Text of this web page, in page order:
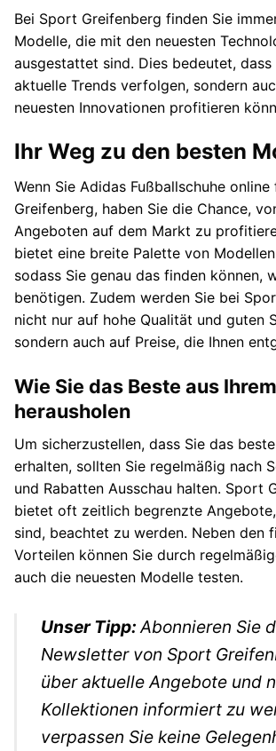
Bei Sport Greifenberg finden Sie
Modelle, die mit den neuesten
ausgestattet sind. Dies bedeutet, dass
aktuelle Trends verfolgen, sondern
neuesten Innovationen profitieren
Ihr Weg zu den besten
Wenn Sie Adidas Fußballschuhe
Greifenberg, haben Sie die Chance,
Angeboten auf dem Markt zu
bietet eine breite Palette von
sodass Sie genau das finden können,
benötigen. Zudem werden Sie bei
nicht nur auf hohe Qualität und guten
sondern auch auf Preise, die Ihnen
Wie Sie das Beste aus
herausholen
Um sicherzustellen, dass Sie das
erhalten, sollten Sie regelmäßig nach
und Rabatten Ausschau halten. Sport
bietet oft zeitlich begrenzte
sind, beachtet zu werden. Neben den
Vorteilen können Sie durch
auch die neuesten Modelle testen.
Unser Tipp:Abonnieren Sie
Newsletter von Sport
über aktuelle Angebote und
Kollektionen informiert zu
verpassen Sie keine